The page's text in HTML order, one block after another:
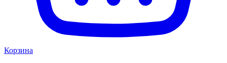
Корзина